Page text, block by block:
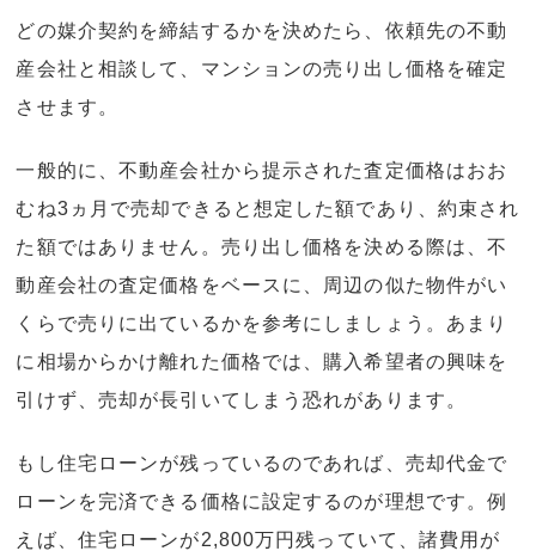
どの媒介契約を締結するかを決めたら、依頼先の不動
産会社と相談して、マンションの売り出し価格を確定
させます。
一般的に、不動産会社から提示された査定価格はおお
むね3ヵ月で売却できると想定した額であり、約束され
た額ではありません。売り出し価格を決める際は、不
動産会社の査定価格をベースに、周辺の似た物件がい
くらで売りに出ているかを参考にしましょう。あまり
に相場からかけ離れた価格では、購入希望者の興味を
引けず、売却が長引いてしまう恐れがあります。
もし住宅ローンが残っているのであれば、売却代金で
ローンを完済できる価格に設定するのが理想です。例
えば、住宅ローンが2,800万円残っていて、諸費用が